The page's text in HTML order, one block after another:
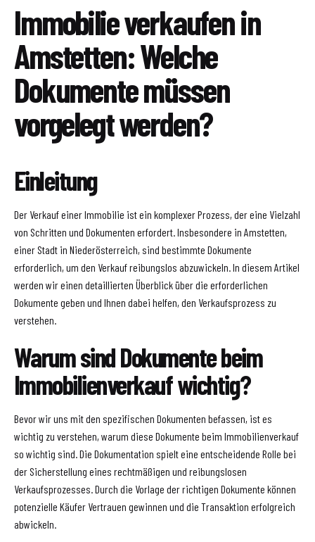
Immobilie verkaufen in
Amstetten: Welche
Dokumente müssen
vorgelegt werden?
Einleitung
Der Verkauf einer Immobilie ist ein komplexer Prozess, der eine Vielzahl
von Schritten und Dokumenten erfordert. Insbesondere in Amstetten,
einer Stadt in Niederösterreich, sind bestimmte Dokumente
erforderlich, um den Verkauf reibungslos abzuwickeln. In diesem Artikel
werden wir einen detaillierten Überblick über die erforderlichen
Dokumente geben und Ihnen dabei helfen, den Verkaufsprozess zu
verstehen.
Warum sind Dokumente beim
Immobilienverkauf wichtig?
Bevor wir uns mit den spezifischen Dokumenten befassen, ist es
wichtig zu verstehen, warum diese Dokumente beim Immobilienverkauf
so wichtig sind. Die Dokumentation spielt eine entscheidende Rolle bei
der Sicherstellung eines rechtmäßigen und reibungslosen
Verkaufsprozesses. Durch die Vorlage der richtigen Dokumente können
potenzielle Käufer Vertrauen gewinnen und die Transaktion erfolgreich
abwickeln.